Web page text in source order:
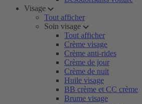
Visage
Tout afficher
Soin visage
Tout afficher
Crème visage
Crème anti-rides
Crème de jour
Crème de nuit
Huile visage
BB crème et CC crème
Brume visage